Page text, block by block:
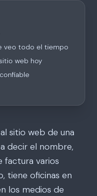
veo todo el tiempo
web hoy
sitio web de una
decir el nombre,
factura varios
tiene oficinas en
los medios de